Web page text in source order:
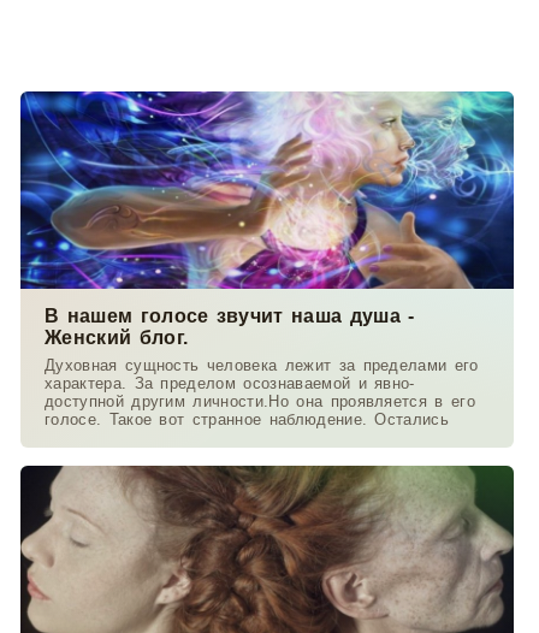
В нашем голосе звучит наша душа -
Женский блог.
Духовная сущность человека лежит за пределами его
характера. За пределом осознаваемой и явно-
доступной другим личности.Но она проявляется в его
голосе. Такое вот странное наблюдение. Остались